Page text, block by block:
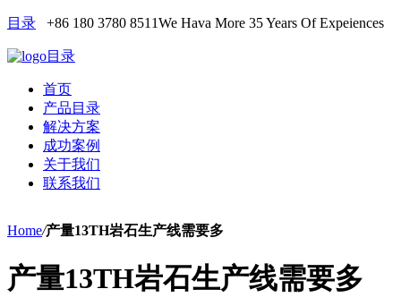
目录 +86 180 3780 8511We Hava More 35 Years Of Expeiences
目录
首页
产品目录
解决方案
成功案例
关于我们
联系我们
Home/产量13TH岩石生产线需要多
产量13TH岩石生产线需要多